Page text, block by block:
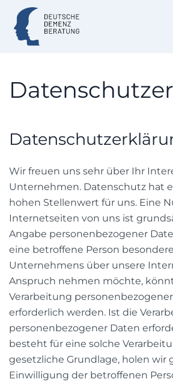
Zum Hauptinhalt springen
Wir freuen uns sehr über Ihr
Unternehmen. Datenschutz hat
hohen Stellenwert für uns. Eine
Internetseiten von uns ist
Angabe personenbezogener
eine betroffene Person
Unternehmens über unsere
Anspruch nehmen möchte,
Verarbeitung
erforderlich werden. Ist die
personenbezogener Daten
besteht für eine solche
gesetzliche Grundlage, holen wir
Einwilligung der betroffenen